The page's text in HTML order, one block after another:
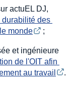
actuEL DJ,
durabilité des
monde
;
et ingénieure
de l'OIT afin
au travail
.